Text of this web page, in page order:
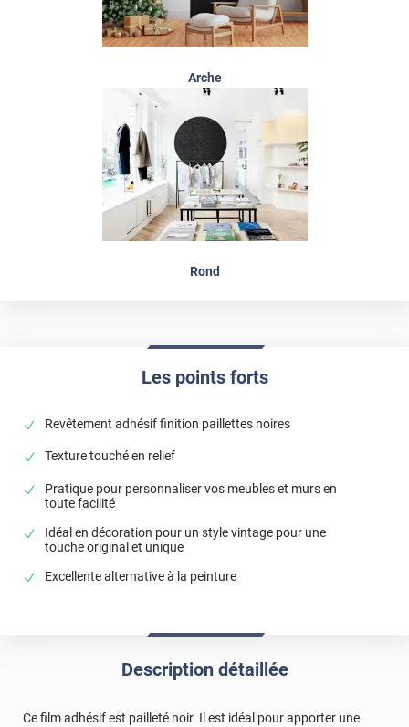
Arche
Rond
Les points forts
Revêtement adhésif finition paillettes noires
Texture touché en relief
Pratique pour personnaliser vos meubles et murs en
toute facilité
Idéal en décoration pour un style vintage pour une
touche original et unique
Excellente alternative à la peinture
Description détaillée
Ce film adhésif est pailleté noir. Il est idéal pour apporter une